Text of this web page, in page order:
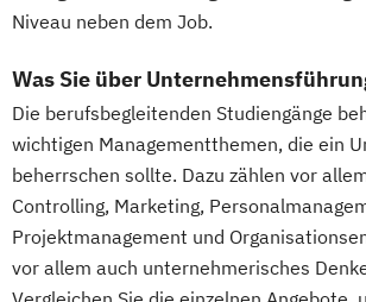
Fachkraft erneuerbare Energien
Sprachentwicklung und
Fachkraft für Gesundheits- und
Sozialdienstleistungen (IHK)
Fachkraft für Industrieroboter
Fachkraft für Inklusions- und
Integrationspädagogik
Fachkraft für Medienpädagogik
Social-Media- und E-Marketing-
Spanisch - Diploma de Español
Intermedio)
Strategische
Financial Modeling
Strategisches
Geschäftsprozessmanagement
Wasserstofftechnologien
Wirtschaftsingenieurwesen
Wirtschaftsingenieurwesen
Baumanagement
Wirtschaftsingenieurwesen
Wirtschaftsingenieurwesen
Energien
Wirtschaftsingenieurwesen
Gesundheitsberater/-in
"Ernährung in besonderen
Gesundheitspädagoge/-in -
Gesundheitsberater/-in
"Heilpflanzenkunde"
Gesundheitspädagoge/-in -
Gesundheitsberater/-in mit
Niveau neben dem Job.
Was Sie über
Die berufsbegleitenden Studiengänge
wichtigen Managementthemen, die ein
beherrschen sollte. Dazu zählen vor
Controlling, Marketing,
Projektmanagement und
vor allem auch unternehmerisches